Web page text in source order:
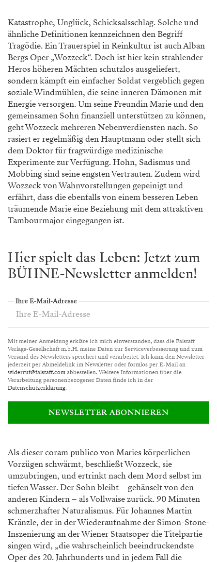
Katastrophe, Unglück, Schicksalsschlag. Solche und
ähnliche Definitionenkennzeichnen den Begriff
Tragödie.Ein Trauerspiel in Reinkultur istauch Alban
Bergs Oper „Wozzeck“.Doch ist hier kein strahlender
Heros höherenMächten schutzlos ausgeliefert,
sondern kämpftein einfacher Soldat vergeblich gegen
sozialeWindmühlen, die seine inneren Dämonen mit
Energie versorgen. Um seine Freundin Marieund den
gemeinsamen Sohn finanziell unterstützen zu können,
geht Wozzeck mehrerenNebenverdiensten nach. So
rasiert er regelmäßigden Hauptmann oder stellt sich
dem Doktorfür fragwürdige medizinische
Experimente zurVerfügung. Hohn, Sadismus und
Mobbing sind seine engsten Vertrauten. Zudem wird
Wozzeckvon Wahnvorstellungen gepeinigt und
erfährt, dass die ebenfalls von einem besseren Leben
träumende Marie eine Beziehung mit dem attraktiven
Tambourmajor eingegangen ist.
Hier spielt das Leben: Jetzt zum
BÜHNE-Newsletter anmelden!
Ihre E-Mail-Adresse
Mit meiner Anmeldung erkläre ich mich einverstanden, dass die Falstaff
Verlags-Gesellschaft m.b.H. meine Daten zur Serviceverbesserung und zum
Versand des Newsletters speichert und verarbeitet. Ich kann den Newsletter
jederzeit per Abmeldelink im Newsletter oder formlos per E-Mail an
widerruf@falstaff.comabbestellen. Weitere Informationen über die
Verarbeitung personenbezogener Daten finde ich in der
Datenschutzerklärung.
NEWSLETTER ABONNIEREN
Alsdieser coram publico von Maries körperlichen
Vorzügen schwärmt, beschließt Wozzeck, sie
umzubringen, und ertrinkt nach dem Mord selbstim
tiefen Wasser. Der Sohn bleibt – gehänseltvon den
anderen Kindern – als Vollwaise zurück.90 Minuten
schmerzhafter Naturalismus. Für Johannes Martin
Kränzle, der in der Wiederaufnahme der Simon-Stone-
Inszenierung an derWiener Staatsoper die Titelpartie
singen wird, „die wahrscheinlich beeindruckendste
Oper des20. Jahrhunderts und in jedem Fall die